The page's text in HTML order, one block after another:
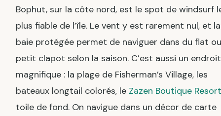
Bophut, sur la côte nord, est le spot de windsurf
plus fiable de l’île. Le vent y est rarement nul, et la
baie protégée permet de naviguer dans du flat
petit clapot selon la saison. C’est aussi un endroit
magnifique : la plage de Fisherman’s Village, les
bateaux longtail colorés, le Zazen Boutique Resort
toile de fond. On navigue dans un décor de carte